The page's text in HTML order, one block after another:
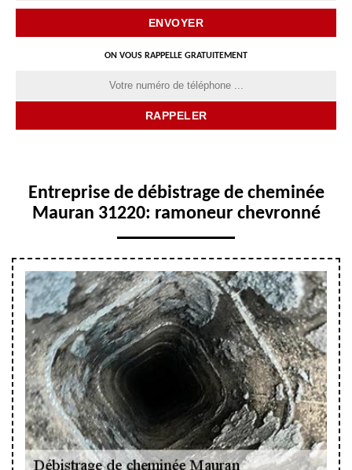
ON VOUS RAPPELLE GRATUITEMENT
Entreprise de débistrage de cheminée
Mauran 31220: ramoneur chevronné